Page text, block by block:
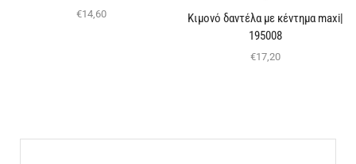
€14,60
Κιμονό δαντέλα με κέντημα maxi|
195008
€17,20